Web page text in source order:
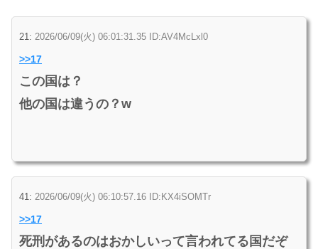
21: 2026/06/09(火) 06:01:31.35 ID:AV4McLxl0
>>17
この国は？
他の国は違うの？w
41: 2026/06/09(火) 06:10:57.16 ID:KX4iSOMTr
>>17
死刑があるのはおかしいって言われてる国だぞ